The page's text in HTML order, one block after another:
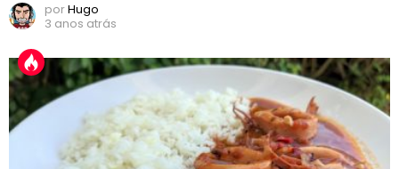
porHugo
3 anos atrás